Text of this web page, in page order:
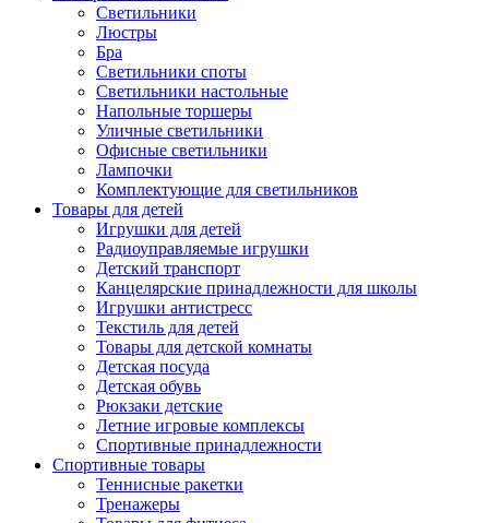
Светильники
Люстры
Бра
Светильники споты
Светильники настольные
Напольные торшеры
Уличные светильники
Офисные светильники
Лампочки
Комплектующие для светильников
Товары для детей
Игрушки для детей
Радиоуправляемые игрушки
Детский транспорт
Канцелярские принадлежности для школы
Игрушки антистресс
Текстиль для детей
Товары для детской комнаты
Детская посуда
Детская обувь
Рюкзаки детские
Летние игровые комплексы
Спортивные принадлежности
Спортивные товары
Теннисные ракетки
Тренажеры